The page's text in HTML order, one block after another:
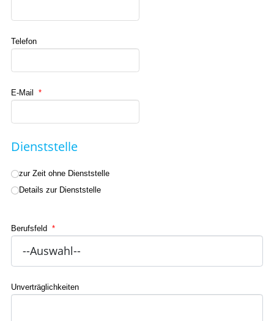
Telefon
E-Mail *
Dienststelle
zur Zeit ohne Dienststelle
Details zur Dienststelle
Berufsfeld *
Unverträglichkeiten